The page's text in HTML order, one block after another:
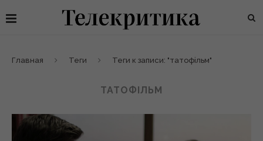
Главная Теги Теги к записи: "татофiльм"
ТАТОФIЛЬМ